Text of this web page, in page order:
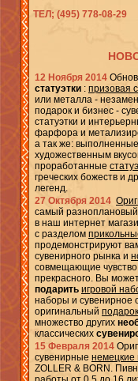
ТЕЛ; (495) 778-08-29
12 Ноября 2014
статуэтки : призовая
или металла -
подарок и бизнес -
статуэтки и
фарфора и
а так же:
художественным
проработанные
греческих божеств и
легенд.
27 Октября 2014
самый
в наш интернет
с разделом
продемонстрируют
сувенирного рынка и
совмещающие
прекрасного. Вы
подарить игровой
наборы и сувенирное
оригинальный
множество других
классических
15 Февраля 2014
сувенирные немецкие
ZOLLER & BORN.